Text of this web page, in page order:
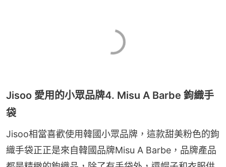
Jisoo 愛用的小眾品牌4. Misu A Barbe 鉤織手
袋
Jisoo相當喜歡使用韓國小眾品牌，這款甜美粉色的鉤
織手袋正正是來自韓國品牌Misu A Barbe，品牌產品